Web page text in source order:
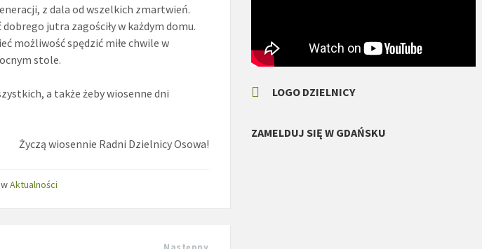
z dala od wszelkich zmartwień.
jutra zagościły w każdym domu.
możliwość spędzić miłe chwile w
stole.
a także żeby wiosenne dni
Życzą wiosennie Radni Dzielnicy Osowa!
wAktualności
LOGO DZIELNICY
ZAMELDUJ SIĘ W GDAŃSKU